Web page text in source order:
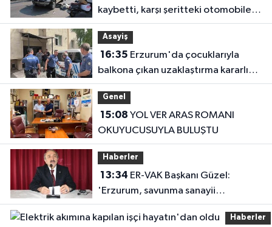
kaybetti, karşı şeritteki otomobile
çarptı
Asayiş
16:35
balkona çıkan uzaklaştırma kararlı
koca ikna edildi
Genel
15:08
OKUYUCUSUYLA BULUŞTU
Haberler
13:34
'Erzurum, savunma sanayii
ekosistemine daha güçlü şekilde
dâhil edilmeli'
Haberler